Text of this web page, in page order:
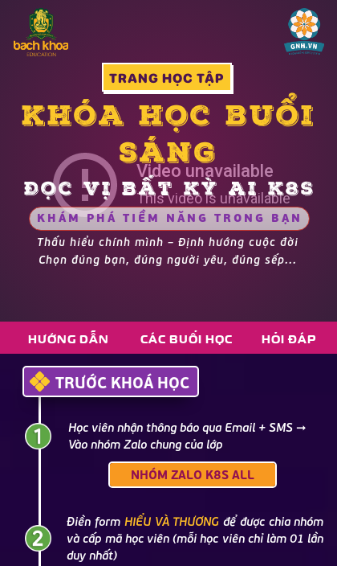
Khóa học buổi
sáng
Đọc Vị bất kỳ ai k8S
Thấu hiểu chính mình – Định hướng cuộc đời
Chọn đúng bạn, đúng người yêu, đúng sếp...
KHÁM PHÁ TIỀM NĂNG TRONG BẠN
TRANG HỌC TẬP
CÁC BUỔI HỌC HỎI ĐÁP
HƯỚNG DẪN
Học viên nhận thông báo qua Email + SMS ➞
Vào nhóm Zalo chung của lớp
TRƯỚC KHOÁ HỌC
Điền form HIỂU VÀ THƯƠNG để được chia nhóm
và cấp mã học viên (mỗi học viên chỉ làm 01 lần
duy nhất)
NHÓM ZALO K8S ALL